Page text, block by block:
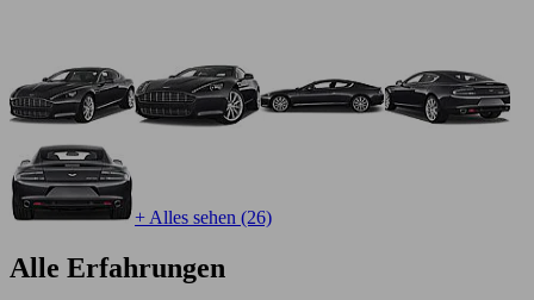
+ Alles sehen (26)
Alle Erfahrungen